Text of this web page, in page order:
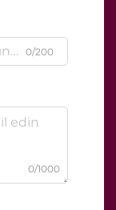
0/200
0/1000